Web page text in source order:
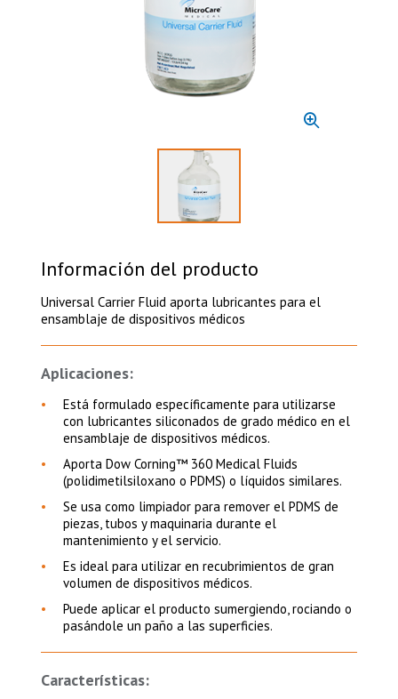
Select to display product image 1
Información del producto
Universal Carrier Fluid aporta lubricantes para el
ensamblaje de dispositivos médicos
Aplicaciones:
Está formulado específicamente para utilizarse
con lubricantes siliconados de grado médico en el
ensamblaje de dispositivos médicos.
Aporta Dow Corning™ 360 Medical Fluids
(polidimetilsiloxano o PDMS) o líquidos similares.
Se usa como limpiador para remover el PDMS de
piezas, tubos y maquinaria durante el
mantenimiento y el servicio.
Es ideal para utilizar en recubrimientos de gran
volumen de dispositivos médicos.
Puede aplicar el producto sumergiendo, rociando o
pasándole un paño a las superficies.
Características: